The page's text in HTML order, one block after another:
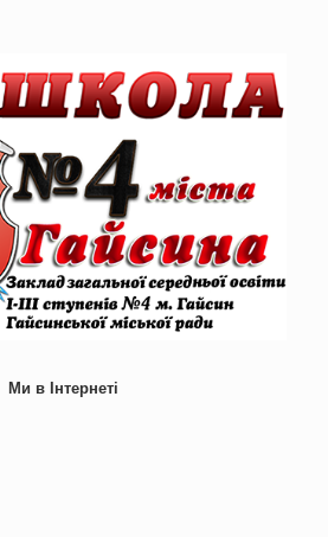
Ми в Інтернеті